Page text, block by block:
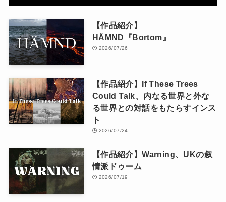
【作品紹介】
HÄMND『Bortom』
2026/07/26
【作品紹介】If These Trees
Could Talk、内なる世界と外な
る世界との対話をもたらすインス
ト
2026/07/24
【作品紹介】Warning、UKの叙
情派ドゥーム
2026/07/19